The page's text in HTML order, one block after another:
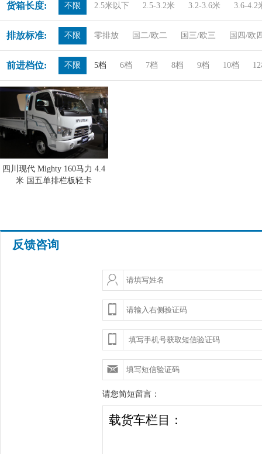
货箱长度: 不限 2.5米以下 2.5-3.2米 3.2-3.6米 3.6-4.2
排放标准: 不限 零排放 国二/欧二 国三/欧三 国四/欧
前进档位: 不限 5档 6档 7档 8档 9档 10档
四川现代 Mighty 160马力 4.4
米 国五单排栏板轻卡
反馈咨询
请您简短留言：